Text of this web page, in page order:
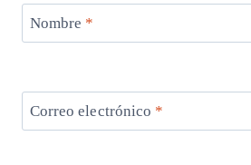
Nombre *
Correo electrónico *